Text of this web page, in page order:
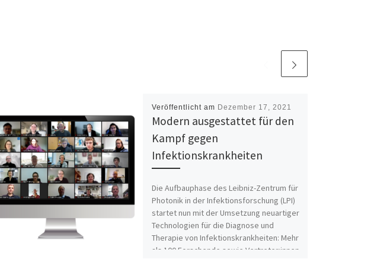
Veröffentlicht am Dezember 17, 2021
Modern ausgestattet für den
Kampf gegen
Infektionskrankheiten
Die Aufbauphase des Leibniz-Zentrum für
Photonik in der Infektionsforschung (LPI)
startet nun mit der Umsetzung neuartiger
Technologien für die Diagnose und
Therapie von Infektionskrankheiten: Mehr
als 100 Forschende sowie Vertreter:innen